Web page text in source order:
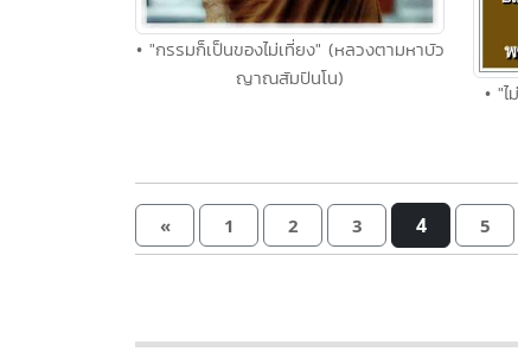
• "กรรมก็เป็นของไม่เที่ยง" (หลวงตามหาบัว
ญาณสัมปันโน)
• "
« 1 2 3 4 5